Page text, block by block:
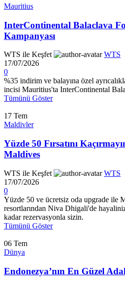
Mauritius
InterContinental Balaclava
Kampanyası
WTS ile Keşfet
WTS
17/07/2026
0
%35 indirim ve balayına özel
incisi Mauritius'ta InterContinental
Tümünü Göster
17 Tem
Maldivler
Yüzde 50 Fırsatını
Maldives
WTS ile Keşfet
WTS
17/07/2026
0
Yüzde 50 ve ücretsiz oda upgrade ile
resortlarından Niva Dhigali'de
kadar rezervasyonla sizin.
Tümünü Göster
06 Tem
Dünya
Endonezya’nın En Güzel